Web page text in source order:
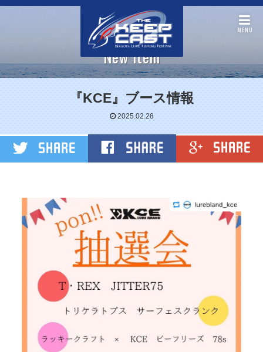
MENU
New item
『KCE』ブース情報
2025.02.28